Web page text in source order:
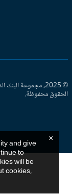
© 2025، مجموعة البنك
محفوظة.
and give
to
will be
cookies,